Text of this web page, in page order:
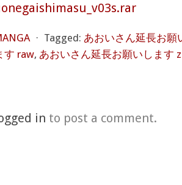
⋅ Tagged: あおいさん延長お願
す raw, あおいさん延長お願いします
in to post a comment.